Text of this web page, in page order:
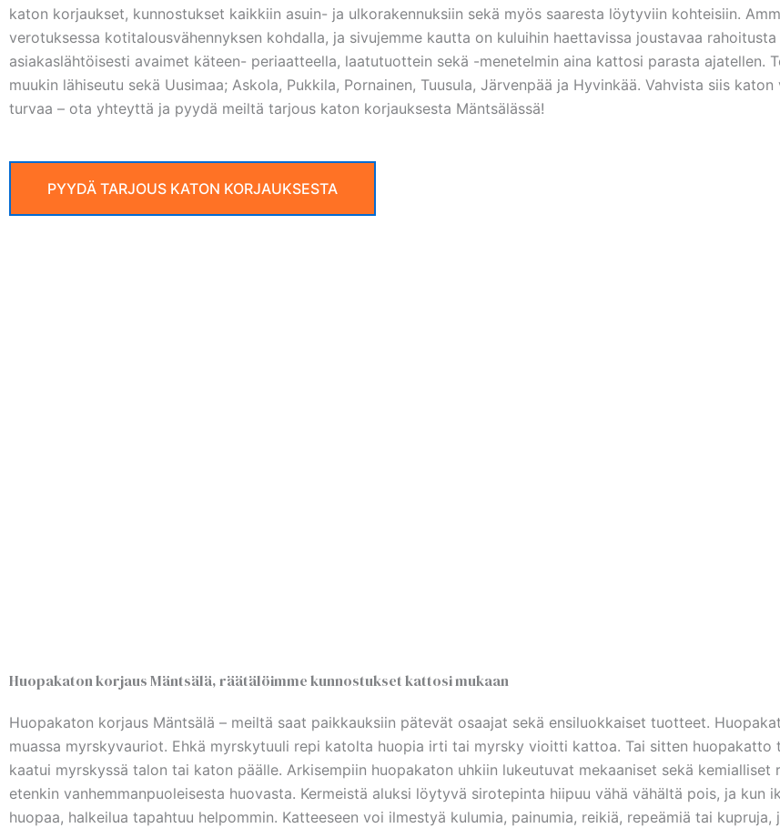
katon korjaukset, kunnostukset kaikkiin asuin- ja ulkorakennuksiin sekä myös saaresta löytyviin kohteisiin.
verotuksessa kotitalousvähennyksen kohdalla, ja sivujemme kautta on kuluihin haettavissa joustavaa
asiakaslähtöisesti avaimet käteen- periaatteella, laatutuottein sekä -menetelmin aina kattosi parasta ajatellen.
muukin lähiseutu sekä Uusimaa; Askola, Pukkila, Pornainen, Tuusula, Järvenpää ja Hyvinkää. Vahvista siis
turvaa – ota yhteyttä ja pyydä meiltä tarjous katon korjauksesta Mäntsälässä!
PYYDÄ TARJOUS KATON KORJAUKSESTA
Huopakaton korjaus Mäntsälä, räätälöimme kunnostukset kattosi mukaan
Huopakaton korjaus Mäntsälä – meiltä saat paikkauksiin pätevät osaajat sekä ensiluokkaiset tuotteet.
muassa myrskyvauriot. Ehkä myrskytuuli repi katolta huopia irti tai myrsky vioitti kattoa. Tai sitten huopakatto
kaatui myrskyssä talon tai katon päälle. Arkisempiin huopakaton uhkiin lukeutuvat mekaaniset sekä
etenkin vanhemmanpuoleisesta huovasta. Kermeistä aluksi löytyvä sirotepinta hiipuu vähä vähältä pois, ja kun
huopaa, halkeilua tapahtuu helpommin. Katteeseen voi ilmestyä kulumia, painumia, reikiä, repeämiä tai